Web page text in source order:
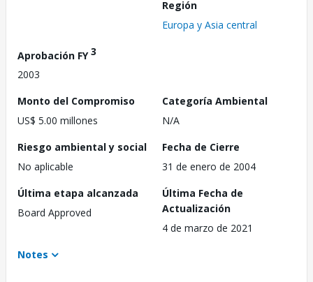
Región
Europa y Asia central
Aprobación FY3
2003
Monto del Compromiso
US$ 5.00 millones
Categoría Ambiental
N/A
Riesgo ambiental y social
No aplicable
Fecha de Cierre
31 de enero de 2004
Última etapa alcanzada
Board Approved
Última Fecha de
Actualización
4 de marzo de 2021
Notes